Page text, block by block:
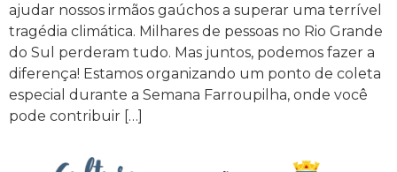
ajudar nossos irmãos gaúchos a superar uma terrível
tragédia climática. Milhares de pessoas no Rio Grande
do Sul perderam tudo. Mas juntos, podemos fazer a
diferença! Estamos organizando um ponto de coleta
especial durante a Semana Farroupilha, onde você
pode contribuir […]